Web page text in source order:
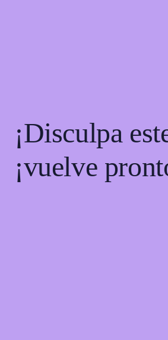
¡Disculpa
¡vuelve